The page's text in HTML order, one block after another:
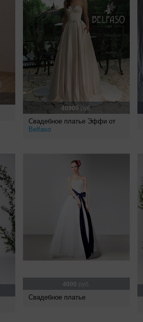
40900руб.
Свадебное платье Эффи от
Belfaso
4000 руб.
Свадебное платье